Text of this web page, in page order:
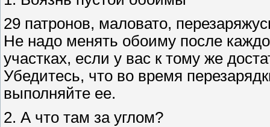
29 патронов, маловато,
Не надо менять обоиму после
участках, если у вас к тому же
Убедитесь, что во время
выполняйте ее.
2. А что там за углом?